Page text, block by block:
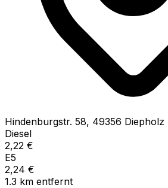
Hindenburgstr. 58, 49356 Diepholz
Diesel
2,22 €
E5
2,24 €
1.3 km entfernt